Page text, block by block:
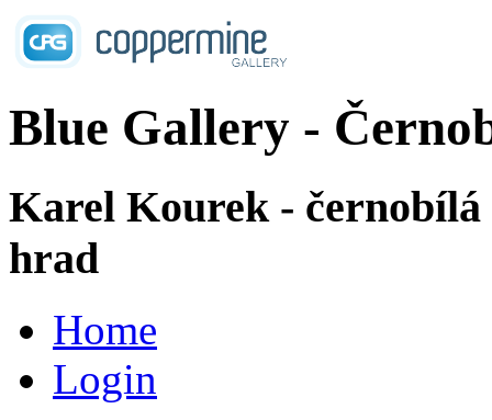
Blue Gallery -
Karel Kourek -
hrad
Home
Login